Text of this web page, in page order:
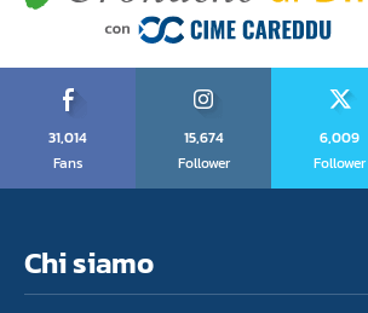
31,014
Fans
15,674
Follower
6,009
Follower
Chi siamo